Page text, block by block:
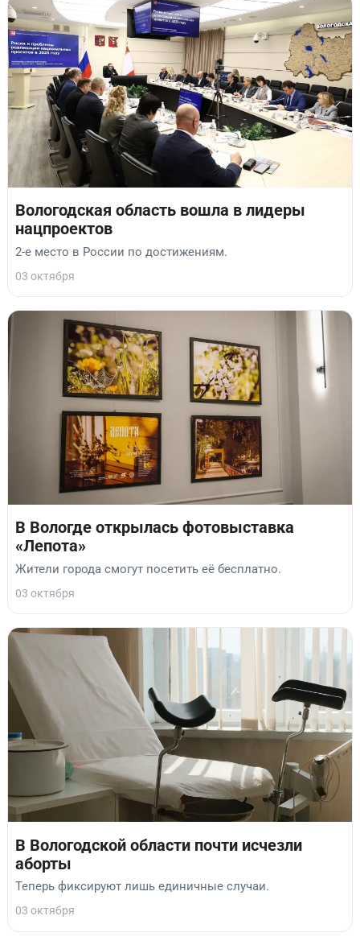
Вологодская область вошла в лидеры
нацпроектов
2-е место в России по достижениям.
03 октября
В Вологде открылась фотовыставка
«Лепота»
Жители города смогут посетить её бесплатно.
03 октября
В Вологодской области почти исчезли
аборты
Теперь фиксируют лишь единичные случаи.
03 октября